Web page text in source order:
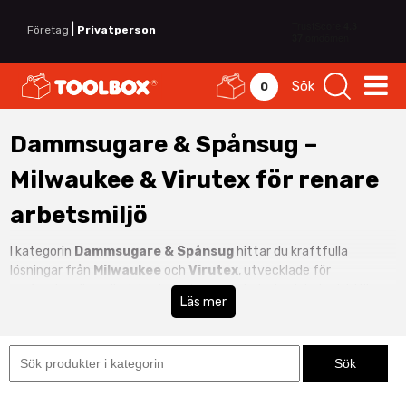
Företag Privatperson
0 Sök
Dammsugare & Spånsug –
Milwaukee & Virutex för renare
arbetsmiljö
I kategorin Dammsugare & Spånsug hittar du kraftfulla
lösningar från Milwaukee ochVirutex, utvecklade för
professionell användning inom bygg, verkstad och industri. Här
industridammsugare
hantering av damm och spån.
En effektiv
dammsugare för bygg
Läs mer